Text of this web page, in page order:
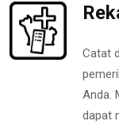
Catat
Anda.
dapat